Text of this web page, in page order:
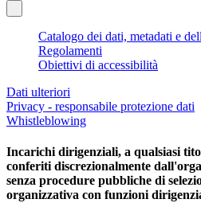
Catalogo dei dati, metadati e
Regolamenti
Obiettivi di accessibilità
Dati ulteriori
Privacy - responsabile protezione dati
Whistleblowing
Incarichi dirigenziali, a qualsiasi
conferiti discrezionalmente
senza procedure pubbliche di
organizzativa con funzioni